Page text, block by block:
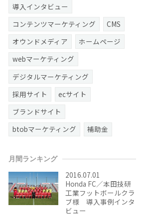
導入インタビュー
コンテンツマーケティング
CMS
オウンドメディア
ホームページ
webマーケティング
デジタルマーケティング
採用サイト
ecサイト
ブランドサイト
btobマーケティング
補助金
月間ランキング
2016.07.01
Honda FC／本田技研
工業フットボールクラ
ブ様 導入事例インタ
ビュー